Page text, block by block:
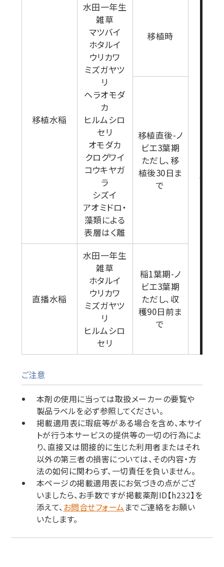
移植水稲
水田一年生
雑草
マツバイ
ホタルイ
ウリカワ
ミズガヤツ
リ
ヘラオモダ
カ
ヒルムシロ
セリ
オモダカ
クログワイ
コウキヤガ
ラ
シズイ
アオミドロ・
藻類による
表層はく離
移植時
1kg/
移植直後-ノ
ビエ3葉期
ただし、移
植後30日ま
で
直播水稲
水田一年生
雑草
ホタルイ
ウリカワ
ミズガヤツ
リ
ヒルムシロ
セリ
稲1葉期-ノ
ビエ3葉期
ただし、収
穫90日前ま
で
ご注意
本剤の使用に当っては取扱メーカーの要覧や
製品ラベルを必ず参照してください。
掲載適用表に瑕疵等がある場合を含め、本サイ
トが行う本サービスの提供等の一切の行為によ
り、直接又は間接的に生じた利用者またはそれ
以外の第三者の損害については、その内容・方
法の如何に関わらず、一切責任を負いません。
本ページの掲載適用表にお気づきの点がござ
いましたら、お手数ですが掲載薬剤ID【h232】を
添えて、お問合せフォーム までご連絡をお願い
いたします。